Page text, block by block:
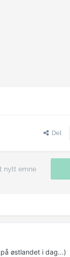
Del
nytt emne
østlandet i dag...)